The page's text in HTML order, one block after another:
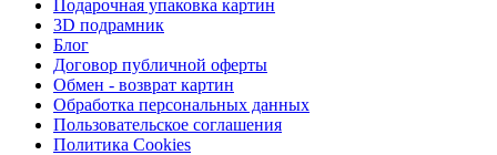
Подарочная упаковка картин
3D подрамник
Блог
Договор публичной оферты
Обмен - возврат картин
Обработка персональных данных
Пользовательское соглашения
Политика Cookies